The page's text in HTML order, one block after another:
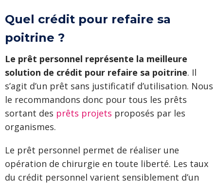
Quel crédit pour refaire sa
poitrine ?
Le prêt personnel représente la meilleure
solution de crédit pour refaire sa poitrine. Il
s’agit d’un prêt sans justificatif d’utilisation. Nous
le recommandons donc pour tous les prêts
sortant des prêts projets proposés par les
organismes.
Le prêt personnel permet de réaliser une
opération de chirurgie en toute liberté. Les taux
du crédit personnel varient sensiblement d’un